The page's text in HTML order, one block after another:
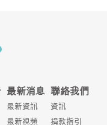
最新消息
最新資訊
最新視頻
聯絡我們
資訊
捐款指引